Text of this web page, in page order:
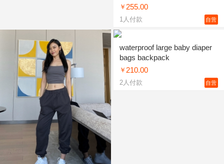
直筒垂感街头拖
￥ 255.00
1人付款 自营
waterproof large baby diaper
bags backpack
￥ 210.00
2人付款 自营